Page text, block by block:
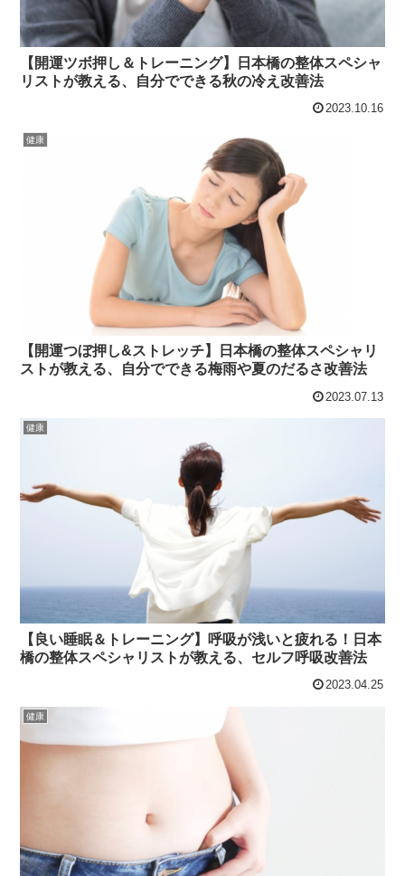
【開運ツボ押し＆トレーニング】日本橋の整体スペシャ
リストが教える、自分でできる秋の冷え改善法
2023.10.16
健康
【開運つぼ押し&ストレッチ】日本橋の整体スペシャリ
ストが教える、自分でできる梅雨や夏のだるさ改善法
2023.07.13
健康
【良い睡眠＆トレーニング】呼吸が浅いと疲れる！日本
橋の整体スペシャリストが教える、セルフ呼吸改善法
2023.04.25
健康